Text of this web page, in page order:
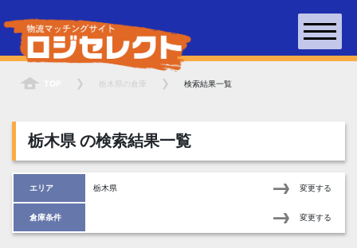
栃木県 の倉庫 検索結果一覧
栃木県の検索結果一覧
エリア 栃木県 変更する
倉庫条件 変更する